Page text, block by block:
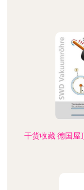
干货收藏 德国